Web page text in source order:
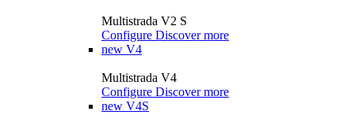
Multistrada V2 S
Configure Discover more
new V4
Multistrada V4
Configure Discover more
new V4S